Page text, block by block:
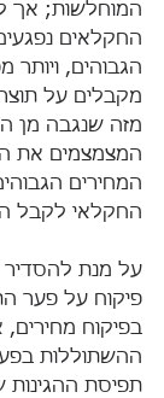
המוחלשות; אך
החקלאים
הגבוהים,
מקבלים על
מזה שנגבה מן
המצמצמים את
המחירים
החקלאי לקבל
על מנת להסדיר
פיקוח על פער
בפיקוח מחירים,
ההשתוללות
תפיסת ההגינות